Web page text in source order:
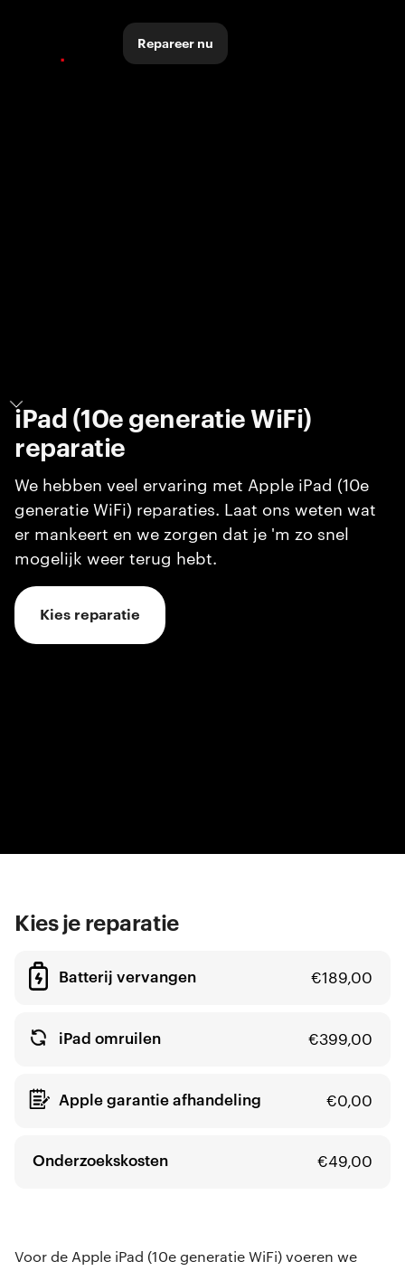
Repareer nu
iPad (10e generatie WiFi)
reparatie
We hebben veel ervaring met Apple iPad (10e
generatie WiFi) reparaties. Laat ons weten wat
er mankeert en we zorgen dat je 'm zo snel
mogelijk weer terug hebt.
Kies reparatie
Kies je reparatie
Batterij vervangen €189,00
iPad omruilen €399,00
Apple garantie afhandeling €0,00
Onderzoekskosten €49,00
Voor de Apple iPad (10e generatie WiFi) voeren we